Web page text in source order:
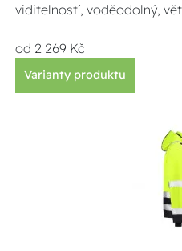
viditelností, voděodolný,
od 2 269 Kč
Varianty produktu